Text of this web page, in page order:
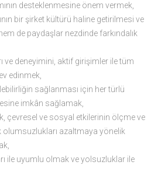
desteklenmesine önem vermek,
bir şirket kültürü haline getirilmesi ve
de paydaşlar nezdinde farkındalık
ve deneyimini, aktif girişimler ile tüm
edinmek,
sağlanması için her türlü
imkân sağlamak,
çevresel ve sosyal etkilerinin ölçme ve
azaltmaya yönelik
ile uyumlu olmak ve yolsuzluklar ile